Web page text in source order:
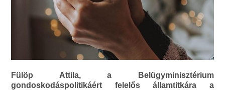
Fülöp Attila, a Belügyminisztérium
gondoskodáspolitikáért felelős államtitkára a